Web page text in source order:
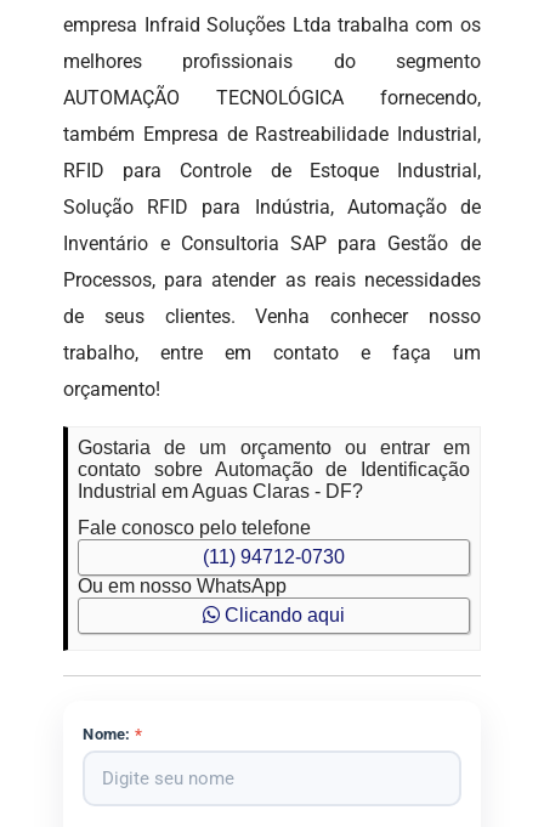
empresa Infraid Soluções Ltda trabalha com os
melhores profissionais do segmento
AUTOMAÇÃO TECNOLÓGICA fornecendo,
também Empresa de Rastreabilidade Industrial,
RFID para Controle de Estoque Industrial,
Solução RFID para Indústria, Automação de
Inventário e Consultoria SAP para Gestão de
Processos, para atender as reais necessidades
de seus clientes. Venha conhecer nosso
trabalho, entre em contato e faça um
orçamento!
Gostaria de um orçamento ou entrar em
contato sobre Automação de Identificação
Industrial em Aguas Claras - DF?
Fale conosco pelo telefone
(11) 94712-0730
Ou em nosso WhatsApp
Clicando aqui
Nome: *